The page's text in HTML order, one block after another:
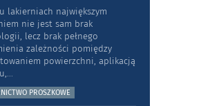
lakierniach największym
nie jest sam brak
lecz brak pełnego
zależności pomiędzy
powierzchni, aplikacją
...
PROSZKOWE